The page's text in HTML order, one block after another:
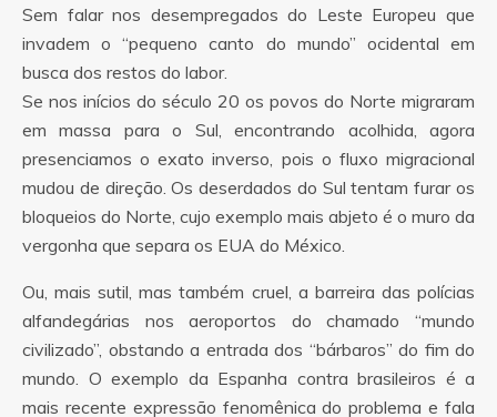
Sem falar nos desempregados do Leste Europeu que
invadem o “pequeno canto do mundo” ocidental em
busca dos restos do labor.
Se nos inícios do século 20 os povos do Norte migraram
em massa para o Sul, encontrando acolhida, agora
presenciamos o exato inverso, pois o fluxo migracional
mudou de direção. Os deserdados do Sul tentam furar os
bloqueios do Norte, cujo exemplo mais abjeto é o muro da
vergonha que separa os EUA do México.
Ou, mais sutil, mas também cruel, a barreira das polícias
alfandegárias nos aeroportos do chamado “mundo
civilizado”, obstando a entrada dos “bárbaros” do fim do
mundo. O exemplo da Espanha contra brasileiros é a
mais recente expressão fenomênica do problema e fala